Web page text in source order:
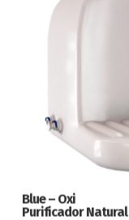
Blue – Oxi
Purificador Natural